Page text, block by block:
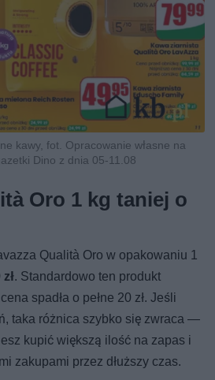
kawy, fot. Opracowanie własne na
Dino z dnia 05-11.08
Oro 1 kg taniej o
Qualità Oro w opakowaniu 1
. Standardowo ten produkt
spadła o pełne 20 zł. Jeśli
taka różnica szybko się zwraca —
kupić większą ilość na zapas i
zakupami przez dłuższy czas.